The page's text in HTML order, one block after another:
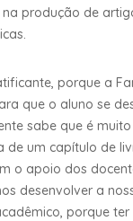
na produção de
porque a
que o aluno se
sabe que é
de um capítulo de
o apoio dos
desenvolver a
porque